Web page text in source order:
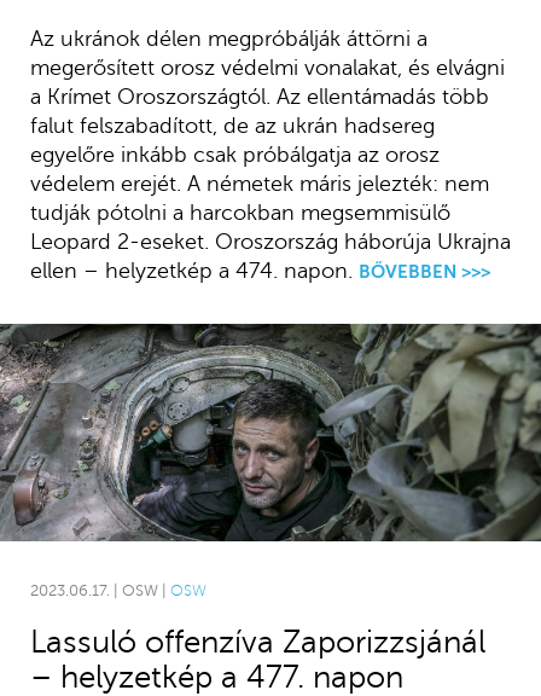
2023.06.17. | OSW | OSW
Lassuló offenzíva Zaporizzsjánál
– helyzetkép a 477. napon
Az ukránok délen megpróbálják áttörni a
megerősített orosz védelmi vonalakat, és elvágni
a Krímet Oroszországtól. Az ellentámadás több
falut felszabadított, de az ukrán hadsereg
egyelőre inkább csak próbálgatja az orosz
védelem erejét. A németek máris jelezték: nem
tudják pótolni a harcokban megsemmisülő
Leopard 2-eseket. Oroszország háborúja Ukrajna
ellen – helyzetkép a 474. napon.
BŐVEBBEN >>>